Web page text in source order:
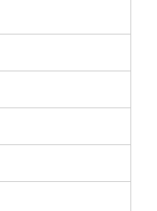
大阪上本町
大阪上本町
大阪上本町
大阪上本町
大阪上本町